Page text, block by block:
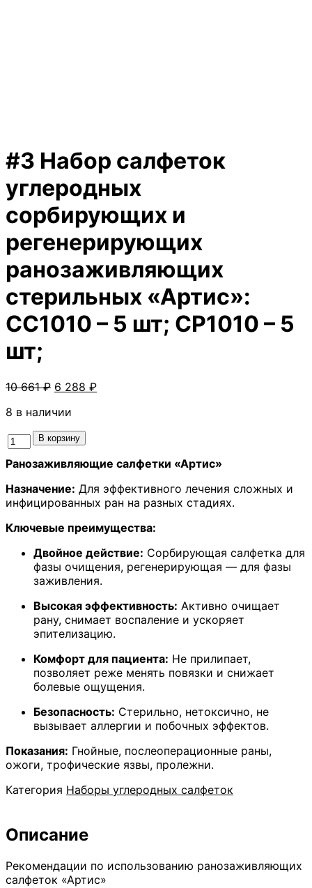
#3 Набор салфеток
углеродных
сорбирующих и
регенерирующих
ранозаживляющих
стерильных «Артис»:
CC1010 – 5 шт; CP1010 – 5
шт;
10 661₽ Первоначальная
составляла
10
661 ₽.
6 288 ₽Текущая
8 в наличии
Количество
товара
#3
Набор
салфеток
углеродных
сорбирующих
регенерирующих
ранозаживляющих
стерильных
CC1010
CP1010
В корзину
Ранозаживляющие салфетки «Артис»
Назначение: Для эффективного лечения сложных и
инфицированных ран на разных стадиях.
Ключевые преимущества:
Двойное действие: Сорбирующая салфетка для
фазы очищения, регенерирующая — для фазы
заживления.
Высокая эффективность: Активно очищает
рану, снимает воспаление и ускоряет
эпителизацию.
Комфорт для пациента: Не прилипает,
позволяет реже менять повязки и снижает
болевые ощущения.
Безопасность: Стерильно, нетоксично, не
вызывает аллергии и побочных эффектов.
Показания: Гнойные, послеоперационные раны,
ожоги, трофические язвы, пролежни.
Категория Наборы углеродных салфеток
Описание
Рекомендации по использованию ранозаживляющих
салфеток «Артис»